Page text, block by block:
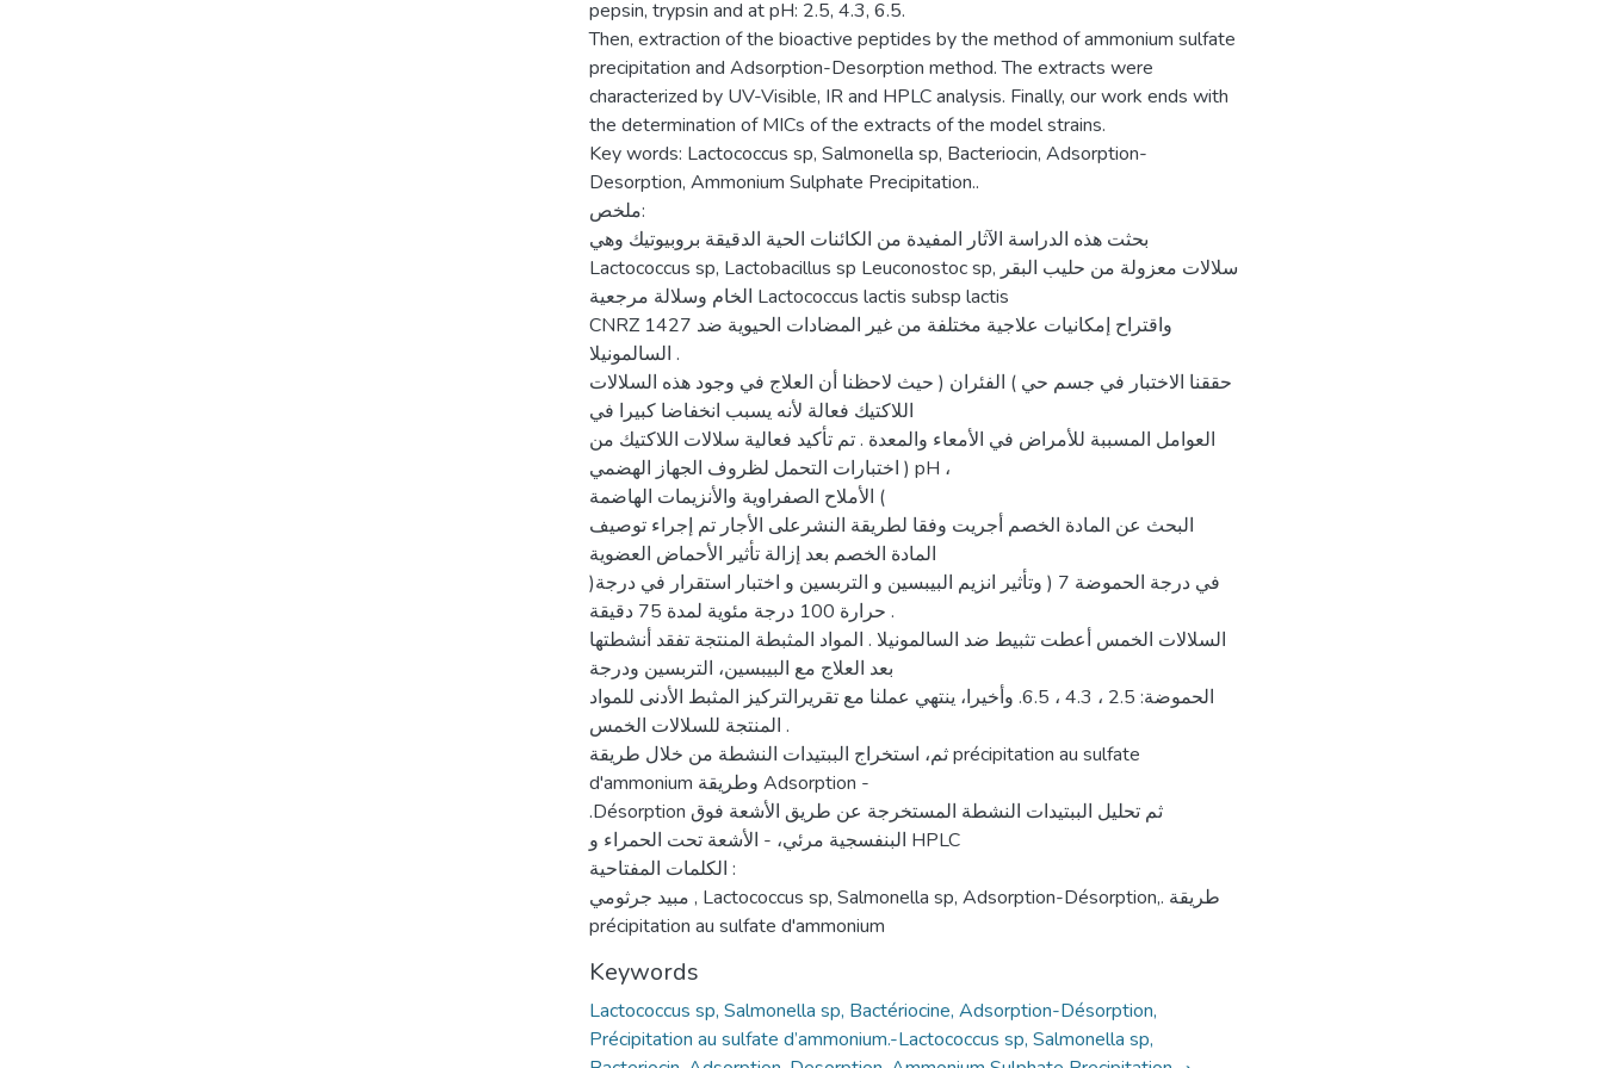
pepsin, trypsin and at pH: 2.5, 4.3, 6.5.
Then, extraction of the bioactive peptides by the method of ammonium sulfate
precipitation and Adsorption-Desorption method. The extracts were
characterized by UV-Visible, IR and HPLC analysis. Finally, our work ends with
the determination of MICs of the extracts of the model strains.
Key words: Lactococcus sp, Salmonella sp, Bacteriocin, Adsorption-
Desorption, Ammonium Sulphate Precipitation..
ملخص:
بحثت هذه الدراسة الآثار المفيدة من الكائنات الحية الدقيقة بروبيوتيك وهي
Lactococcus sp, Lactobacillus sp Leuconostoc sp, سلالات معزولة من حليب البقر
الخام وسلالة مرجعية Lactococcus lactis subsp lactis
CNRZ 1427 واقتراح إمكانيات علاجية مختلفة من غير المضادات الحيوية ضد
السالمونيلا .
حققنا الاختبار في جسم حي ) الفئران ( حيث لاحظنا أن العلاج في وجود هذه السلالات
اللاكتيك فعالة لأنه يسبب انخفاضا كبيرا في
العوامل المسببة للأمراض في الأمعاء والمعدة . تم تأكيد فعالية سلالات اللاكتيك من
اختبارات التحمل لظروف الجهاز الهضمي ) pH ،
الأملاح الصفراوية والأنزيمات الهاضمة (
البحث عن المادة الخصم أجريت وفقا لطريقة النشرعلى الأجار تم إجراء توصيف
المادة الخصم بعد إزالة تأثير الأحماض العضوية
)في درجة الحموضة 7 ( وتأثير انزيم البيبسين و التربسين و اختبار استقرار في درجة
حرارة 100 درجة مئوية لمدة 75 دقيقة .
السلالات الخمس أعطت تثبيط ضد السالمونيلا . المواد المثبطة المنتجة تفقد أنشطتها
بعد العلاج مع البيبسين، التربسين ودرجة
الحموضة: 2.5 ، 4.3 ، 6.5. وأخيرا، ينتهي عملنا مع تقريرالتركيز المثبط الأدنى للمواد
المنتجة للسلالات الخمس .
ثم، استخراج الببتيدات النشطة من خلال طريقة précipitation au sulfate
d'ammonium وطريقة Adsorption -
.Désorption ثم تحليل الببتيدات النشطة المستخرجة عن طريق الأشعة فوق
البنفسجية مرئي، - الأشعة تحت الحمراء و HPLC
الكلمات المفتاحية :
مبيد جرثومي , Lactococcus sp, Salmonella sp, Adsorption-Désorption,. طريقة
précipitation au sulfate d'ammonium
Keywords
Lactococcus sp, Salmonella sp, Bactériocine, Adsorption-Désorption,
Précipitation au sulfate d’ammonium.-Lactococcus sp, Salmonella sp,